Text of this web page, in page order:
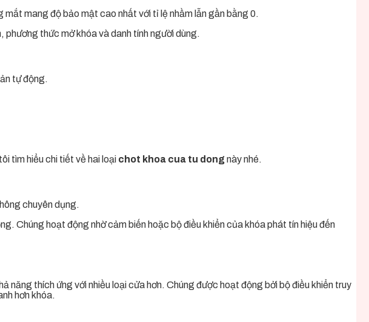
mang độ bảo mật cao nhất với tỉ lệ nhầm lẫn gần bằng 0.
thức mở khóa và danh tính người dùng.
tự động.
tìm hiểu chi tiết về hai loại chot khoa cua tu dong này nhé.
chuyên dụng.
Chúng hoạt động nhờ cảm biến hoặc bộ điều khiển của khóa phát tín hiệu đến
thích ứng với nhiều loại cửa hơn. Chúng được hoạt động bởi bộ điều khiển truy
hơn khóa.